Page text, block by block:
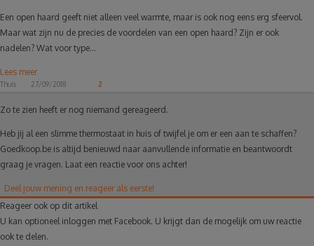
Een open haard geeft niet alleen veel warmte, maar is ook nog eens erg sfeervol.
Maar wat zijn nu de precies de voordelen van een open haard? Zijn er ook
nadelen? Wat voor type...
Lees meer
Thuis 27/09/2018 2
Zo te zien heeft er nog niemand gereageerd.
Heb jij al een slimme thermostaat in huis of twijfel je om er een aan te schaffen?
Goedkoop.be is altijd benieuwd naar aanvullende informatie en beantwoordt
graag je vragen. Laat een reactie voor ons achter!
Deel jouw mening en reageer als eerste!
Reageer ook op dit artikel
U kan optioneel inloggen met Facebook. U krijgt dan de mogelijk om uw reactie
ook te delen.